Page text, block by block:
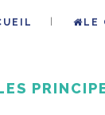
LE